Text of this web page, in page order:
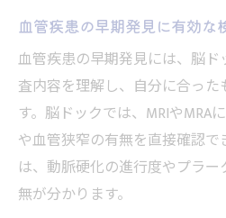
血管疾患の早期発見に有効な
血管疾患の早期発見には、脳
査内容を理解し、自分に合っ
す。脳ドックでは、MRIやMRA
や血管狭窄の有無を直接確認で
は、動脈硬化の進行度やプラ
無が分かります。